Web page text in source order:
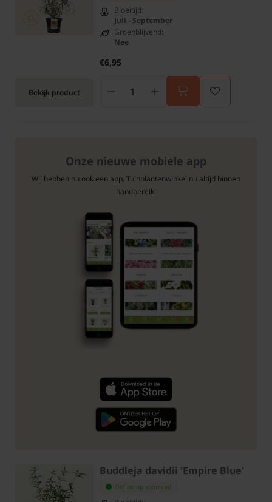
Bekijk product
Bloeitijd:
Juli - September
Groenblijvend:
Nee
€6,95
Onze nieuwe mobiele app
Wij hebben nu ook een app, Tuinplantenwinkel nu altijd binnen
handbereik!
Buddleja davidii 'Empire Blue'
Online op voorraad